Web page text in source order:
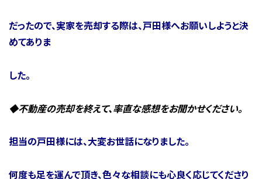
だったので、実家を売却する際は、戸田様へお願いしようと決
めてありま
した。
◆不動産の売却を終えて、率直な感想をお聞かせください。
担当の戸田様には、大変お世話になりました。
何度も足を運んで頂き、色々な相談にも心良く応じてくださり